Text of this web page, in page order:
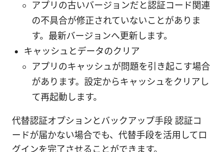
アプリの古いバージョンだと認証コード関連
の不具合が修正されていないことがありま
す。最新バージョンへ更新します。
キャッシュとデータのクリア
アプリのキャッシュが問題を引き起こす場合
があります。設定からキャッシュをクリアし
て再起動します。
代替認証オプションとバックアップ手段 認証コ
ードが届かない場合でも、代替手段を活用してロ
グインを完了させることができます。